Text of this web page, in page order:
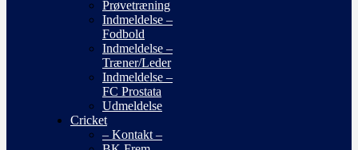
Prøvetræning
Indmeldelse –
Fodbold
Indmeldelse –
Træner/Leder
Indmeldelse –
FC Prostata
Udmeldelse
Cricket
– Kontakt –